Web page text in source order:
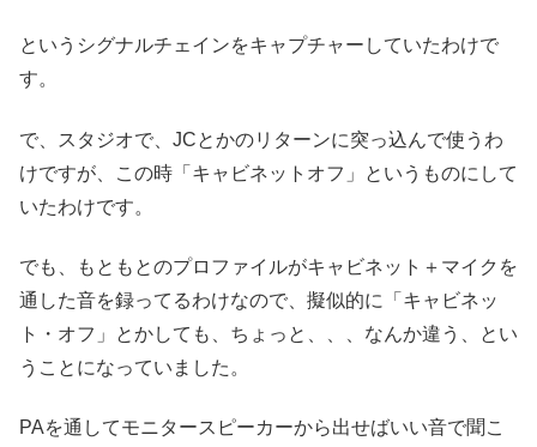
というシグナルチェインをキャプチャーしていたわけで
す。
で、スタジオで、JCとかのリターンに突っ込んで使うわ
けですが、この時「キャビネットオフ」というものにして
いたわけです。
でも、もともとのプロファイルがキャビネット＋マイクを
通した音を録ってるわけなので、擬似的に「キャビネッ
ト・オフ」とかしても、ちょっと、、、なんか違う、とい
うことになっていました。
PAを通してモニタースピーカーから出せばいい音で聞こ